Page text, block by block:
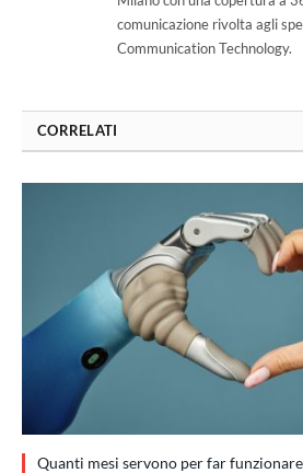
comunicazione rivolta agli
Communication Technology.
CORRELATI
Quanti mesi servono per far